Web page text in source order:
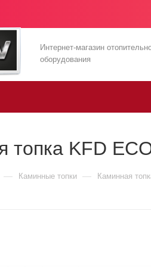
Интернет-магазин
оборудования
топка KFD
— Каминные топки — Каминная